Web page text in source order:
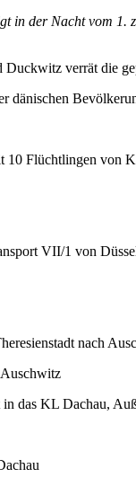
in der Nacht vom
verrät die
10 Flüchtlingen von
VII/1 von
nach
das KL Dachau,